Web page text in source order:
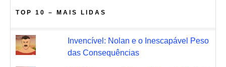
TOP 10 – MAIS LIDAS
Invencível: Nolan e o Inescapável Peso
das Consequências